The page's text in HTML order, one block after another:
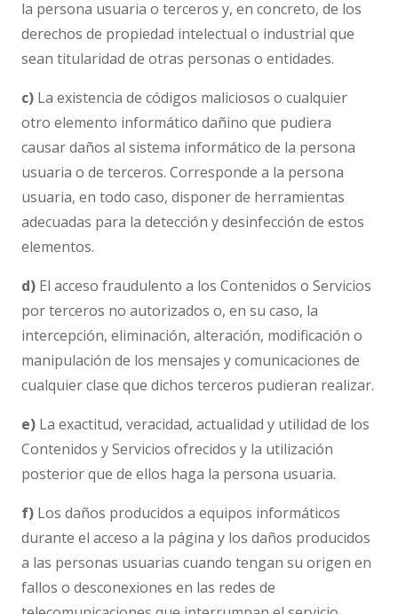
la persona usuaria o terceros y, en concreto, de los
derechos de propiedad intelectual o industrial que
sean titularidad de otras personas o entidades.
c) La existencia de códigos maliciosos o cualquier
otro elemento informático dañino que pudiera
causar daños al sistema informático de la persona
usuaria o de terceros. Corresponde a la persona
usuaria, en todo caso, disponer de herramientas
adecuadas para la detección y desinfección de estos
elementos.
d) El acceso fraudulento a los Contenidos o Servicios
por terceros no autorizados o, en su caso, la
intercepción, eliminación, alteración, modificación o
manipulación de los mensajes y comunicaciones de
cualquier clase que dichos terceros pudieran realizar.
e) La exactitud, veracidad, actualidad y utilidad de los
Contenidos y Servicios ofrecidos y la utilización
posterior que de ellos haga la persona usuaria.
f) Los daños producidos a equipos informáticos
durante el acceso a la página y los daños producidos
a las personas usuarias cuando tengan su origen en
fallos o desconexiones en las redes de